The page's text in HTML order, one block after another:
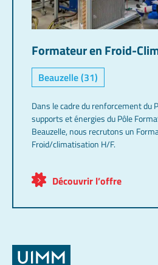
Formateur en Froid-
Beauzelle (31)
Dans le cadre du renforcement du
supports et énergies du Pôle
Beauzelle, nous recrutons un
Froid/climatisation H/F.
Découvrir l’offre